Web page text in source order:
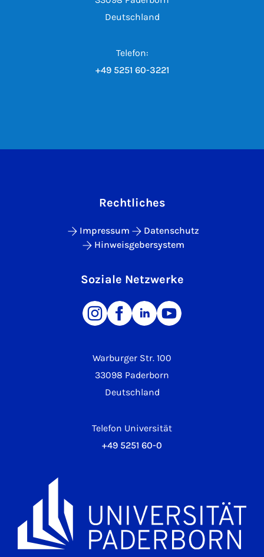
Deutschland
Telefon:
+49 5251 60-3221
Warburger Str. 100
33098 Paderborn
Deutschland
Telefon Universität
+49 5251 60-0
Rechtliches
Impressum
Datenschutz
Hinweisgebersystem
Soziale Netzwerke